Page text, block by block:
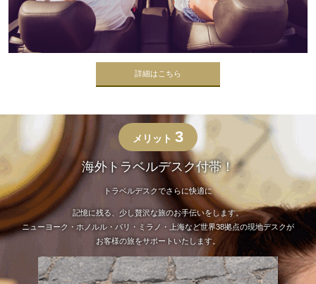
詳細はこちら
メリット 3
海外トラベルデスク付帯！
トラベルデスクでさらに快適に
記憶に残る、少し贅沢な旅のお手伝いをします。
ニューヨーク・ホノルル・パリ・ミラノ・上海など世界38拠点の現地デスクが
お客様の旅をサポートいたします。